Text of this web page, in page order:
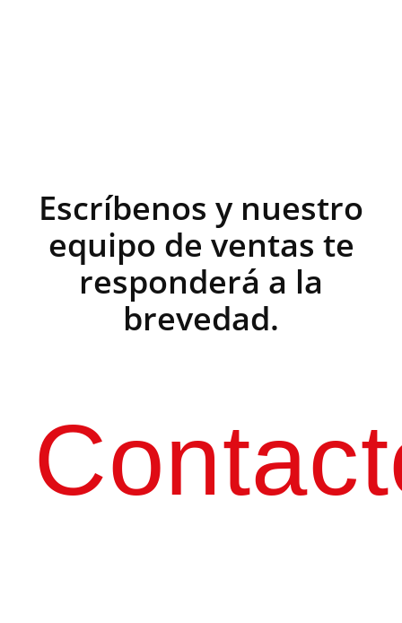
Escríbenos y nuestro
equipo de ventas te
responderá a la
brevedad.